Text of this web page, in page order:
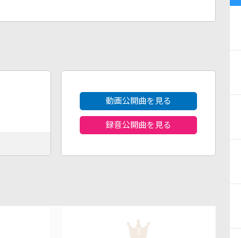
動画公開曲を見る
録音公開曲を見る
3